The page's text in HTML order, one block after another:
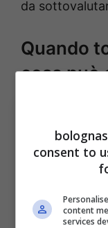
da
Quando
cosa può
consent to
content
services